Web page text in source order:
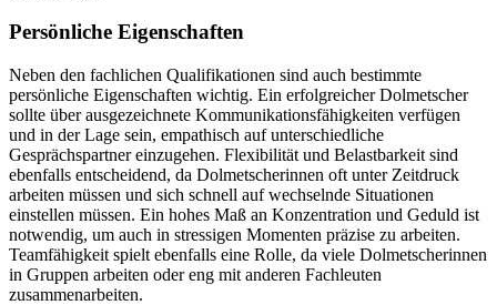
Persönliche Eigenschaften
Neben den fachlichen Qualifikationen sind auch bestimmte
persönliche Eigenschaften wichtig. Ein erfolgreicher Dolmetscher
sollte über ausgezeichnete Kommunikationsfähigkeiten verfügen
und in der Lage sein, empathisch auf unterschiedliche
Gesprächspartner einzugehen. Flexibilität und Belastbarkeit sind
ebenfalls entscheidend, da Dolmetscherinnen oft unter Zeitdruck
arbeiten müssen und sich schnell auf wechselnde Situationen
einstellen müssen. Ein hohes Maß an Konzentration und Geduld ist
notwendig, um auch in stressigen Momenten präzise zu arbeiten.
Teamfähigkeit spielt ebenfalls eine Rolle, da viele Dolmetscherinnen
in Gruppen arbeiten oder eng mit anderen Fachleuten
zusammenarbeiten.